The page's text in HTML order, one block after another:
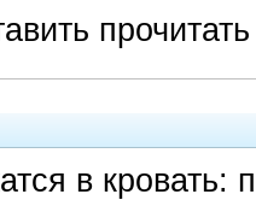
в кровать: